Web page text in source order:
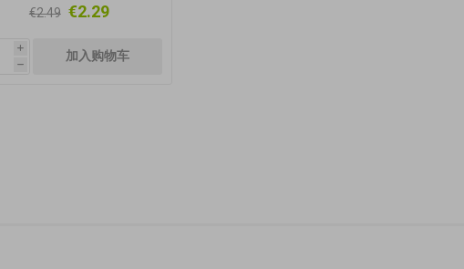
€2.49 €2.29
i
h